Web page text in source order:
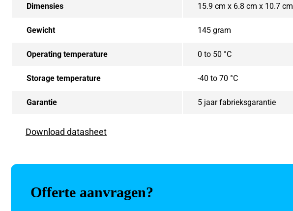
Dimensies 15.9 cm x 6.8 cm x 10.7 cm
Gewicht 145 gram
Operating temperature 0 to 50 °C
Storage temperature -40 to 70 °C
Garantie 5 jaar fabrieksgarantie
Download datasheet
Offerte aanvragen?